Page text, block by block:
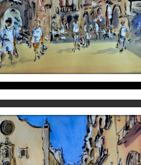
Maite Farreres
440€
PLAÇA SANT FRANCESC
Maite Farreres